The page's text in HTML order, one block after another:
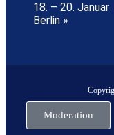
18. – 20. Januar
Berlin »
Moderation